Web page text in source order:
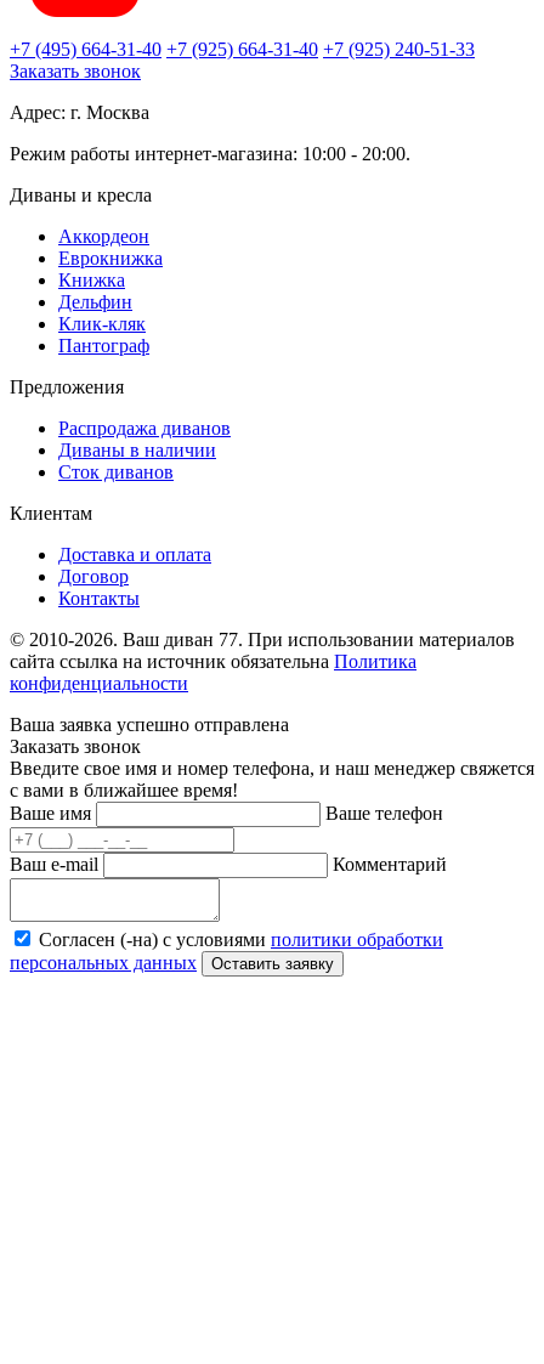
+7 (495) 664-31-40 +7 (925) 664-31-40 +7 (925) 240-51-33
Заказать звонок
Адрес: г. Москва
Режим работы интернет-магазина: 10:00 - 20:00.
Диваны и кресла
Аккордеон
Еврокнижка
Книжка
Дельфин
Клик-кляк
Пантограф
Предложения
Распродажа диванов
Диваны в наличии
Сток диванов
Клиентам
Доставка и оплата
Договор
Контакты
© 2010-2026. Ваш диван 77. При использовании материалов
сайта ссылка на источник обязательна Политика
конфиденциальности
Ваша заявка успешно отправлена
Заказать звонок
Введите свое имя и номер телефона, и наш менеджер свяжется
с вами в ближайшее время!
Ваше имя
Ваше телефон
Ваш e-mail Комментарий
Согласен (-на) с условиями политики обработки
персональных данных